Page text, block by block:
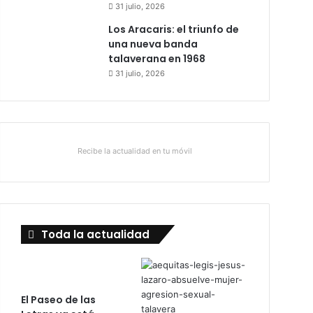
31 julio, 2026
Los Aracaris: el triunfo de
una nueva banda
talaverana en 1968
31 julio, 2026
Recibe la actualidad en tu móvil
Toda la actualidad
El Paseo de las